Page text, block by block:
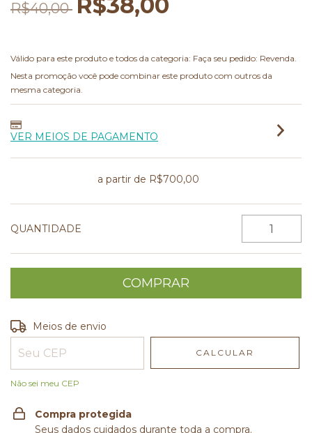
R$40,00
Válido para este produto e todos da categoria: Faça seu pedido: Revenda.
Nesta promoção você pode combinar este produto com outros da
mesma categoria.
VER MEIOS DE PAGAMENTO
a partir de R$700,00
QUANTIDADE
Entregas para o CEP:
Meios de envio
CALCULAR
Não sei meu CEP
Compra protegida
Seus dados cuidados durante toda a compra.